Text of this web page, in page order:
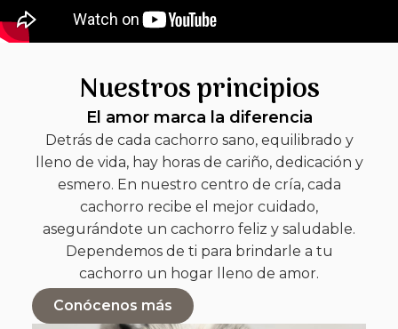
Nuestros principios
El amor marca la diferencia
Detrás de cada cachorro sano, equilibrado y
lleno de vida, hay horas de cariño, dedicación y
esmero. En nuestro centro de cría, cada
cachorro recibe el mejor cuidado,
asegurándote un cachorro feliz y saludable.
Dependemos de ti para brindarle a tu
cachorro un hogar lleno de amor.
Conócenos más